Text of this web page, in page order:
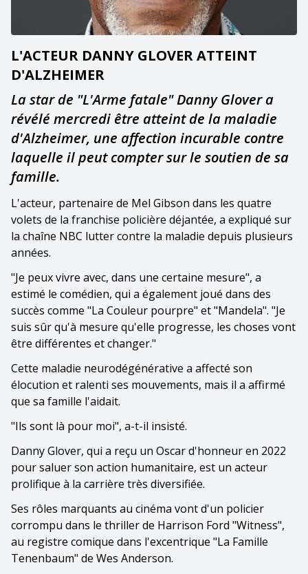
L'ACTEUR DANNY GLOVER ATTEINT
D'ALZHEIMER
La star de "L'Arme fatale" Danny Glover a
révélé mercredi être atteint de la maladie
d'Alzheimer, une affection incurable contre
laquelle il peut compter sur le soutien de sa
famille.
L'acteur, partenaire de Mel Gibson dans les quatre
volets de la franchise policière déjantée, a expliqué sur
la chaîne NBC lutter contre la maladie depuis plusieurs
années.
"Je peux vivre avec, dans une certaine mesure", a
estimé le comédien, qui a également joué dans des
succès comme "La Couleur pourpre" et "Mandela". "Je
suis sûr qu'à mesure qu'elle progresse, les choses vont
être différentes et changer."
Cette maladie neurodégénérative a affecté son
élocution et ralenti ses mouvements, mais il a affirmé
que sa famille l'aidait.
"Ils sont là pour moi", a-t-il insisté.
Danny Glover, qui a reçu un Oscar d'honneur en 2022
pour saluer son action humanitaire, est un acteur
prolifique à la carrière très diversifiée.
Ses rôles marquants au cinéma vont d'un policier
corrompu dans le thriller de Harrison Ford "Witness",
au registre comique dans l'excentrique "La Famille
Tenenbaum" de Wes Anderson.